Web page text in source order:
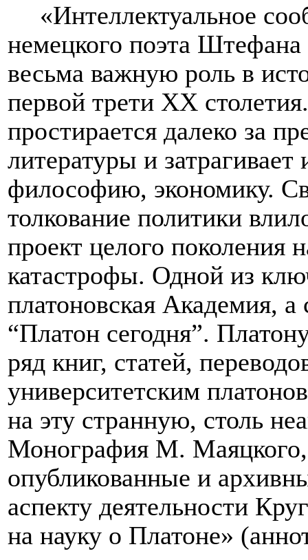
«Интеллектуальное
немецкого поэта
весьма важную роль в
первой трети ХХ
простирается далеко за
литературы и
философию, экономику.
толкование политики
проект целого поколения
катастрофы. Одной из
платоновская Академия, а
“Платон сегодня”.
ряд книг, статей,
университетским
на эту странную, столь
Монография М.
опубликованные и
аспекту деятельности
на науку о Платоне»